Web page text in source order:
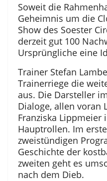
Soweit die
Geheimnis um die
Show des Soester
derzeit gut 100
Ursprüngliche eine
Trainer Stefan
Trainerriege die
aus. Die Darsteller
Dialoge, allen voran
Franziska Lippmeier
Hauptrollen. Im
zweistündigen
Geschichte der
zweiten geht es
nach dem Dieb.